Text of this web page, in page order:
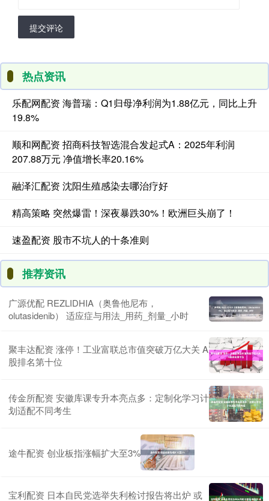
提交评论
热点资讯
乐配网配资 海普瑞：Q1归母净利润为1.88亿元，同比上升
19.8%
顺和网配资 招商科技智选混合发起式A：2025年利润
207.88万元 净值增长率20.16%
融泽汇配资 沈阳生殖感染去哪治疗好
精高策略 突然爆雷！深夜暴跌30%！欧洲巨头崩了！
速盈配资 股市不坑人的十条准则
推荐资讯
广源优配 REZLIDHIA（奥鲁他尼布，
olutasidenib） 适应症与用法_用药_剂量_小时
聚丰达配资 涨停！工业富联总市值突破万亿大关 A
股排名第十位
传金所配资 安徽库课专升本亮点多：定制化学习计
划适配不同考生
途牛配资 创业板指涨幅扩大至3%
宝利配资 日本自民党选举失利检讨报告将出炉 或